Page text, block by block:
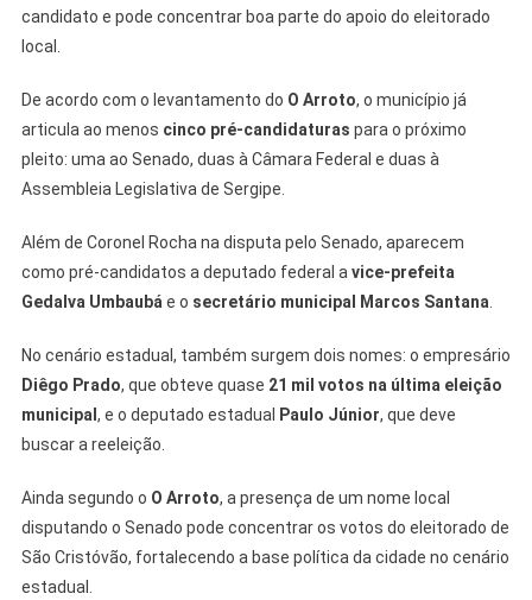
candidato e pode concentrar boa parte do apoio do eleitorado
local.
De acordo com o levantamento do O Arroto, o município já
articula ao menos cinco pré-candidaturas para o próximo
pleito: uma ao Senado, duas à Câmara Federal e duas à
Assembleia Legislativa de Sergipe.
Além de Coronel Rocha na disputa pelo Senado, aparecem
como pré-candidatos a deputado federal a vice-prefeita
Gedalva Umbaubá e o secretário municipal Marcos Santana
No cenário estadual, também surgem dois nomes: o empresário
Diêgo Prado, que obteve quase 21 mil votos na última eleição
municipal , e o deputado estadual Paulo Júnior, que deve
buscar a reeleição.
Ainda segundo o O Arroto, a presença de um nome local
disputando o Senado pode concentrar os votos do eleitorado de
São Cristóvão, fortalecendo a base política da cidade no cenário
estadual.